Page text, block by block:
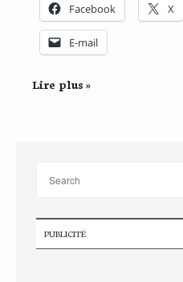
Facebook X
E-mail
Lire plus »
PUBLICITÉ